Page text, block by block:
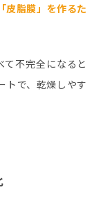
「皮脂膜」を作るた
不完全になると
トで、乾燥しやす